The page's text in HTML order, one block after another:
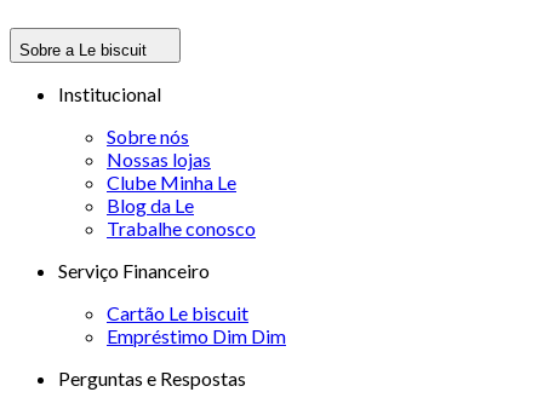
Sobre a Le biscuit
Institucional
Sobre nós
Nossas lojas
Clube Minha Le
Blog da Le
Trabalhe conosco
Serviço Financeiro
Cartão Le biscuit
Empréstimo Dim Dim
Perguntas e Respostas